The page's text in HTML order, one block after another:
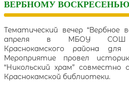
ВЕРБНОМУ ВОСКРЕСЕНЬЮ
Тематический вечер “Вербное
апреля в МБОУ СОШ
Краснокамского района для
Мероприятие провел
“Никольский храм” совместно
Краснокамской библиотеки.